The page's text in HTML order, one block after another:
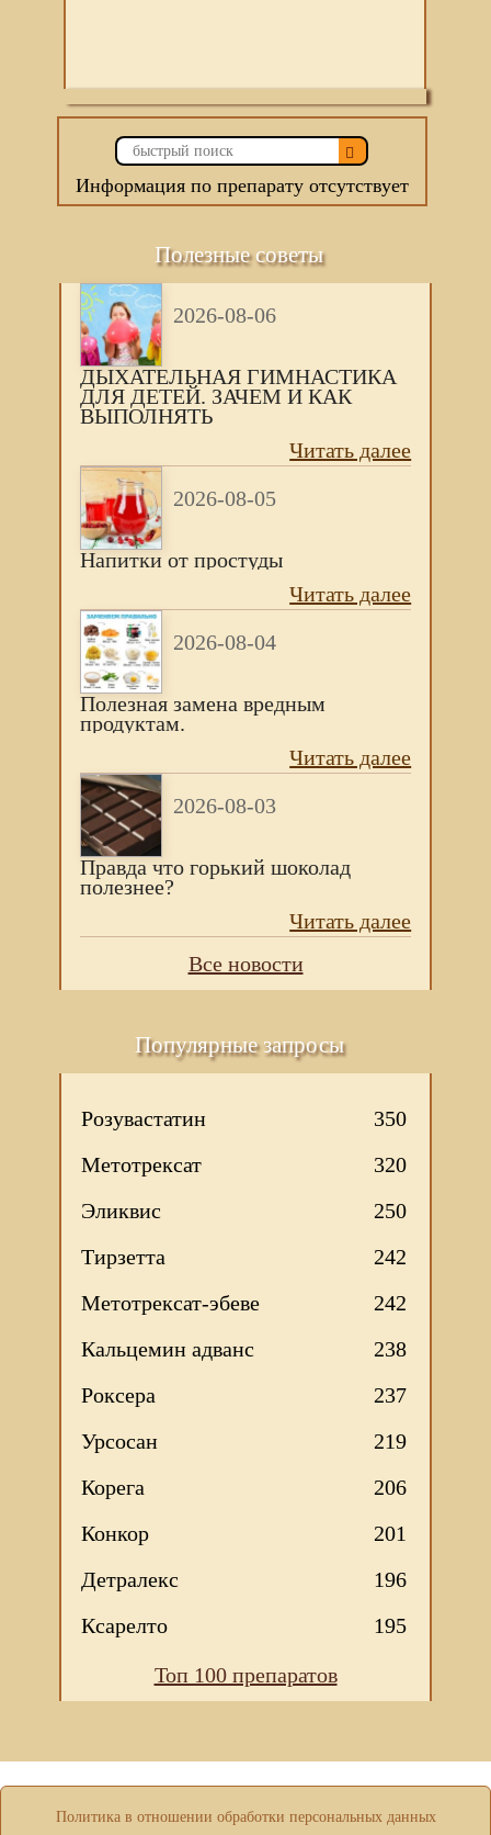
Информация по препарату отсутствует
Полезные советы
2026-08-06
ДЫХАТЕЛЬНАЯ ГИМНАСТИКА
ДЛЯ ДЕТЕЙ. ЗАЧЕМ И КАК
ВЫПОЛНЯТЬ
Читать далее
2026-08-05
Напитки от простуды
Читать далее
2026-08-04
Полезная замена вредным
продуктам.
Читать далее
2026-08-03
Правда что горький шоколад
полезнее?
Читать далее
Все новости
Популярные запросы
Розувастатин
350
Метотрексат
320
Эликвис
250
Тирзетта
242
Метотрексат-эбеве
242
Кальцемин адванс
238
Роксера
237
Урсосан
219
Корега
206
Конкор
201
Детралекс
196
Ксарелто
195
Топ 100 препаратов
Политика в отношении обработки персональных данных
веб-сайта. Подробности - вПолитике в отношении
обработки персональных данныхнашего сайта.
Cookies в настройках браузера.
ХОРОШО